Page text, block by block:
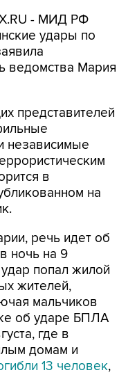
- МИД РФ
удары по
ведомства Мария
представителей
независимые
в
на
речь идет об
ночь на 9
попал жилой
жителей,
мальчиков
об ударе БПЛА
где в
домам и
13 человек,